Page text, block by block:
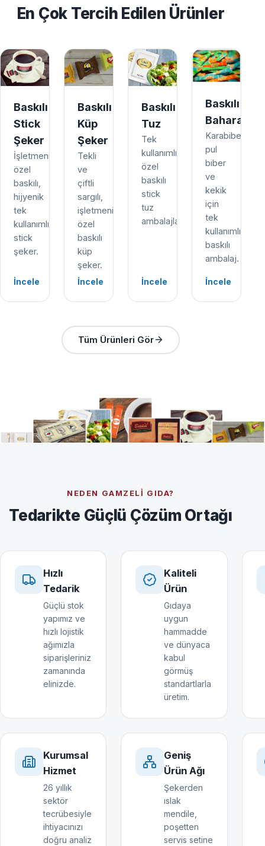
En Çok Tercih Edilen Ürünler
Baskılı
Stick
Şeker
İşletmenize
özel
baskılı,
hijyenik
tek
kullanımlık
stick
şeker.
İncele
Baskılı
Küp
Şeker
Tekli
ve
çiftli
sargılı,
işletmenize
özel
baskılı
küp
şeker.
İncele
Baskılı
Tuz
Tek
kullanımlık,
özel
baskılı
stick
tuz
ambalajları.
İncele
Baskılı
Baharat
Karabiber,
pul
biber
ve
kekik
için
tek
kullanımlık
baskılı
ambalaj.
İncele
Tüm Ürünleri Gör
NEDEN GAMZELI GIDA?
Tedarikte Güçlü Çözüm Ortağı
Hızlı
Tedarik
Güçlü stok
yapımız ve
hızlı lojistik
ağımızla
siparişleriniz
zamanında
elinizde.
Kaliteli
Ürün
Gıdaya
uygun
hammadde
ve dünyaca
kabul
görmüş
standartlarla
üretim.
Kurumsal
Hizmet
26 yıllık
sektör
tecrübesiyle
ihtiyacınızı
doğru analiz
Geniş
Ürün Ağı
Şekerden
ıslak
mendile,
poşetten
servis setine